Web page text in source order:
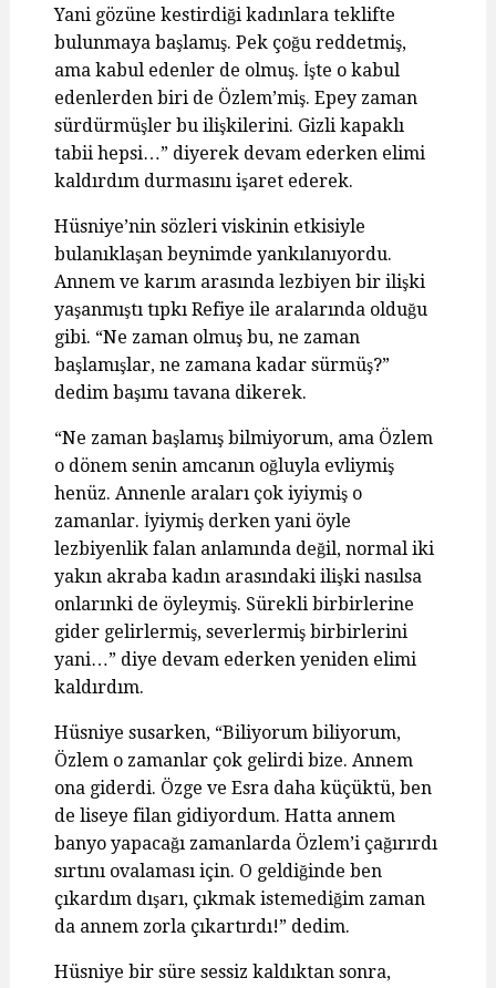
Yani gözüne kestirdiği kadınlara teklifte
bulunmaya başlamış. Pek çoğu reddetmiş,
ama kabul edenler de olmuş. İşte o kabul
edenlerden biri de Özlem’miş. Epey zaman
sürdürmüşler bu ilişkilerini. Gizli kapaklı
tabii hepsi…” diyerek devam ederken elimi
kaldırdım durmasını işaret ederek.
Hüsniye’nin sözleri viskinin etkisiyle
bulanıklaşan beynimde yankılanıyordu.
Annem ve karım arasında lezbiyen bir ilişki
yaşanmıştı tıpkı Refiye ile aralarında olduğu
gibi. “Ne zaman olmuş bu, ne zaman
başlamışlar, ne zamana kadar sürmüş?”
dedim başımı tavana dikerek.
“Ne zaman başlamış bilmiyorum, ama Özlem
o dönem senin amcanın oğluyla evliymiş
henüz. Annenle araları çok iyiymiş o
zamanlar. İyiymiş derken yani öyle
lezbiyenlik falan anlamında değil, normal iki
yakın akraba kadın arasındaki ilişki nasılsa
onlarınki de öyleymiş. Sürekli birbirlerine
gider gelirlermiş, severlermiş birbirlerini
yani…” diye devam ederken yeniden elimi
kaldırdım.
Hüsniye susarken, “Biliyorum biliyorum,
Özlem o zamanlar çok gelirdi bize. Annem
ona giderdi. Özge ve Esra daha küçüktü, ben
de liseye filan gidiyordum. Hatta annem
banyo yapacağı zamanlarda Özlem’i çağırırdı
sırtını ovalaması için. O geldiğinde ben
çıkardım dışarı, çıkmak istemediğim zaman
da annem zorla çıkartırdı!” dedim.
Hüsniye bir süre sessiz kaldıktan sonra,